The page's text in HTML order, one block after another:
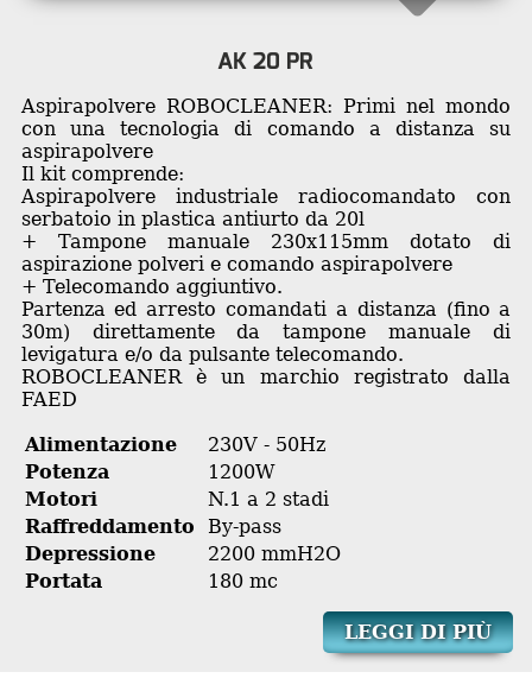
AK 20 PR
Aspirapolvere ROBOCLEANER: Primi nel mondo
con una tecnologia di comando a distanza su
aspirapolvere
Il kit comprende:
Aspirapolvere industriale radiocomandato con
serbatoio in plastica antiurto da 20l
+ Tampone manuale 230x115mm dotato di
aspirazione polveri e comando aspirapolvere
+ Telecomando aggiuntivo.
Partenza ed arresto comandati a distanza (fino a
30m) direttamente da tampone manuale di
levigatura e/o da pulsante telecomando.
ROBOCLEANER è un marchio registrato dalla
FAED
Alimentazione
230V - 50Hz
Potenza
1200W
Motori
N.1 a 2 stadi
Raffreddamento
By-pass
Depressione
2200 mmH2O
Portata
180 mc
LEGGI DI PIÙ